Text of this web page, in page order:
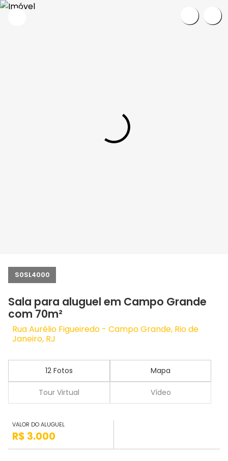
S0SL4000
Sala para aluguel em Campo Grande
com 70m²
Rua Aurélio Figueiredo - Campo Grande, Rio de
Janeiro, RJ
12 Fotos Mapa
Tour Virtual Vídeo
VALOR DO ALUGUEL
R$ 3.000